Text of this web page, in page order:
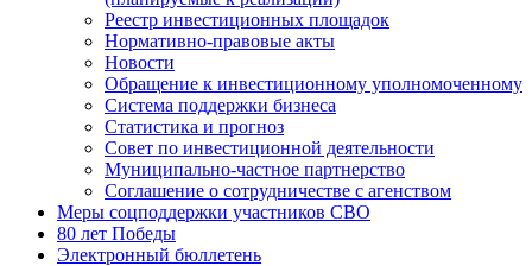
Реестр инвестиционных площадок
Нормативно-правовые акты
Новости
Обращение к инвестиционному уполномоченному
Система поддержки бизнеса
Статистика и прогноз
Совет по инвестиционной деятельности
Муниципально-частное партнерство
Соглашение о сотрудничестве с агенством
Меры соцподдержки участников СВО
80 лет Победы
Электронный бюллетень